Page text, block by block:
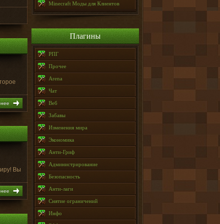
Minecraft Моды для Клиентов
Плагины
РПГ
Прочее
Arena
Чат
Веб
Забавы
Изменения мира
Экономика
Анти-Гриф
Администрирование
Безопасность
Анти-лаги
Снятие ограничений
Инфо
Вы